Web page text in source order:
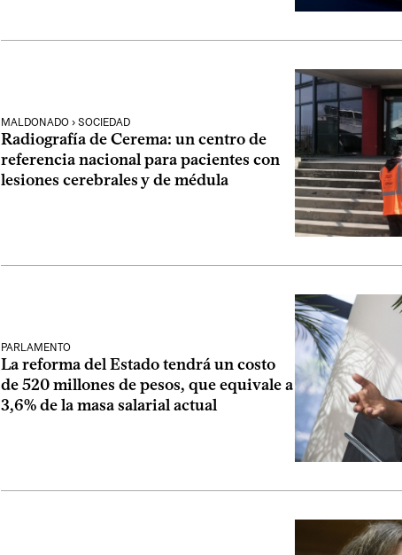
MALDONADO › SOCIEDAD
Radiografía de Cerema: un centro de
referencia nacional para pacientes con
lesiones cerebrales y de médula
PARLAMENTO
La reforma del Estado tendrá un costo
de 520 millones de pesos, que equivale a
3,6% de la masa salarial actual